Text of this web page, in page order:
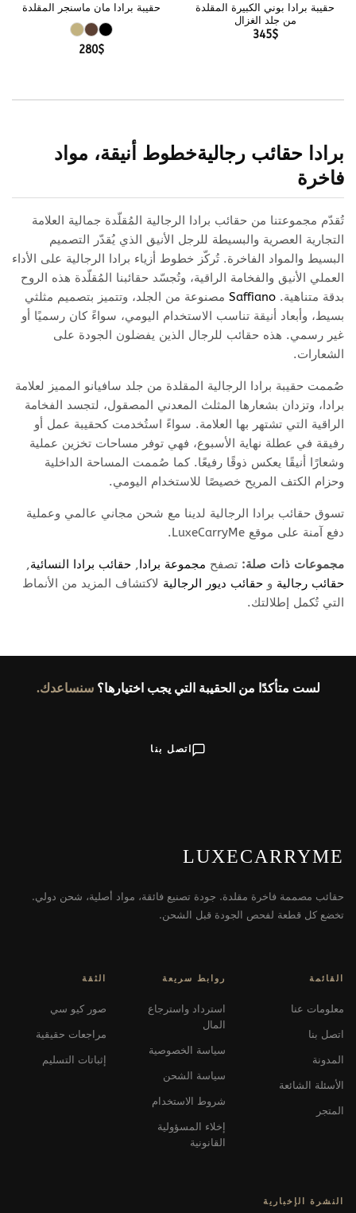
حقيبة برادا بوني الكبيرة المقلدة
من جلد الغزال
345$
حقيبة برادا مان ماسنجر المقلدة
280$
برادا حقائب رجاليةخطوط أنيقة، مواد
فاخرة
تُقدّم مجموعتنا من حقائب برادا الرجالية المُقلّدة جمالية العلامة
التجارية العصرية والبسيطة للرجل الأنيق الذي يُقدّر التصميم
البسيط والمواد الفاخرة. تُركّز خطوط أزياء برادا الرجالية على الأداء
العملي الأنيق والفخامة الراقية، وتُجسّد حقائبنا المُقلّدة هذه الروح
بدقة متناهية. Saffiano مصنوعة من الجلد، وتتميز بتصميم مثلثي
بسيط، وأبعاد أنيقة تناسب الاستخدام اليومي، سواءً كان رسميًا أو
غير رسمي. هذه حقائب للرجال الذين يفضلون الجودة على
الشعارات.
صُممت حقيبة برادا الرجالية المقلدة من جلد سافيانو المميز لعلامة
برادا، وتزدان بشعارها المثلث المعدني المصقول، لتجسد الفخامة
الراقية التي تشتهر بها العلامة. سواءً استُخدمت كحقيبة عمل أو
رفيقة في عطلة نهاية الأسبوع، فهي توفر مساحات تخزين عملية
وشعارًا أنيقًا يعكس ذوقًا رفيعًا. كما صُممت المساحة الداخلية
وحزام الكتف المريح خصيصًا للاستخدام اليومي.
تسوق حقائب برادا الرجالية لدينا مع شحن مجاني عالمي وعملية
دفع آمنة على موقع LuxeCarryMe.
مجموعات ذات صلة: تصفح مجموعة برادا, حقائب برادا النسائية,
حقائب رجالية و حقائب ديور الرجالية لاكتشاف المزيد من الأنماط
التي تُكمل إطلالتك.
لست متأكدًا من الحقيبة التي يجب اختيارها؟سنساعدك.
اتصل بنا
LUXECARRYME
حقائب مصممة فاخرة مقلدة. جودة تصنيع فائقة، مواد أصلية، شحن دولي.
تخضع كل قطعة لفحص الجودة قبل الشحن.
القائمة
معلومات عنا
اتصل بنا
المدونة
الأسئلة الشائعة
المتجر
روابط سريعة
استرداد واسترجاع
المال
سياسة الخصوصية
سياسة الشحن
شروط الاستخدام
إخلاء المسؤولية
القانونية
الثقة
صور كيو سي
مراجعات حقيقية
إثباتات التسليم
النشرة الإخبارية